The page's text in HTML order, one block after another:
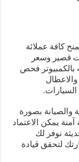
كافة عملائة
قصير وسعر
فحص
والصيانة بصورة
يمكن الاعتماد
نوفر لك
لتحقق قيادة